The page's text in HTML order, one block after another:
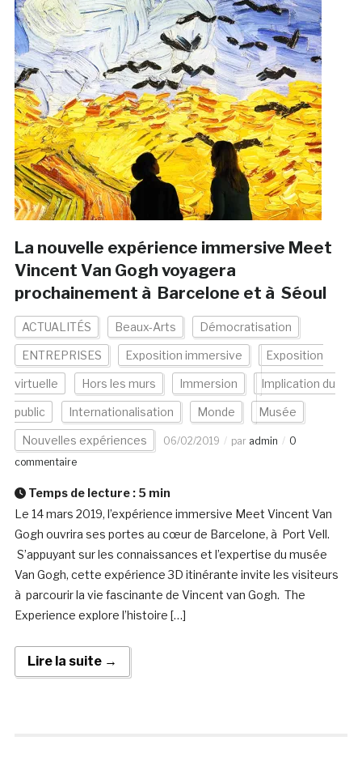
La nouvelle expérience immersive Meet
Vincent Van Gogh voyagera
prochainement à Barcelone et à Séoul
ACTUALITÉS Beaux-Arts Démocratisation
ENTREPRISES Exposition immersive Exposition
virtuelle Hors les murs Immersion Implication du
public Internationalisation Monde Musée
Nouvelles expériences 06/02/2019 par admin
0
commentaire
Temps de lecture : 5 min
Le 14 mars 2019, l’expérience immersive Meet Vincent Van
Gogh ouvrira ses portes au cœur de Barcelone, à Port Vell.
S’appuyant sur les connaissances et l’expertise du musée
Van Gogh, cette expérience 3D itinérante invite les visiteurs
à parcourir la vie fascinante de Vincent van Gogh. The
Experience explore l’histoire […]
Lire la suite →